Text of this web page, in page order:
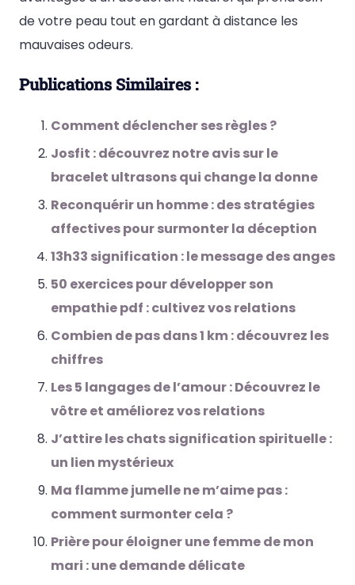
de votre peau tout en gardant à distance les
mauvaises odeurs.
Publications Similaires :
Comment déclencher ses règles ?
Josfit : découvrez notre avis sur le
bracelet ultrasons qui change la donne
Reconquérir un homme : des stratégies
affectives pour surmonter la déception
13h33 signification : le message des anges
50 exercices pour développer son
empathie pdf : cultivez vos relations
Combien de pas dans 1 km : découvrez les
chiffres
Les 5 langages de l’amour : Découvrez le
vôtre et améliorez vos relations
J’attire les chats signification spirituelle :
un lien mystérieux
Ma flamme jumelle ne m’aime pas :
comment surmonter cela ?
Prière pour éloigner une femme de mon
mari : une demande délicate